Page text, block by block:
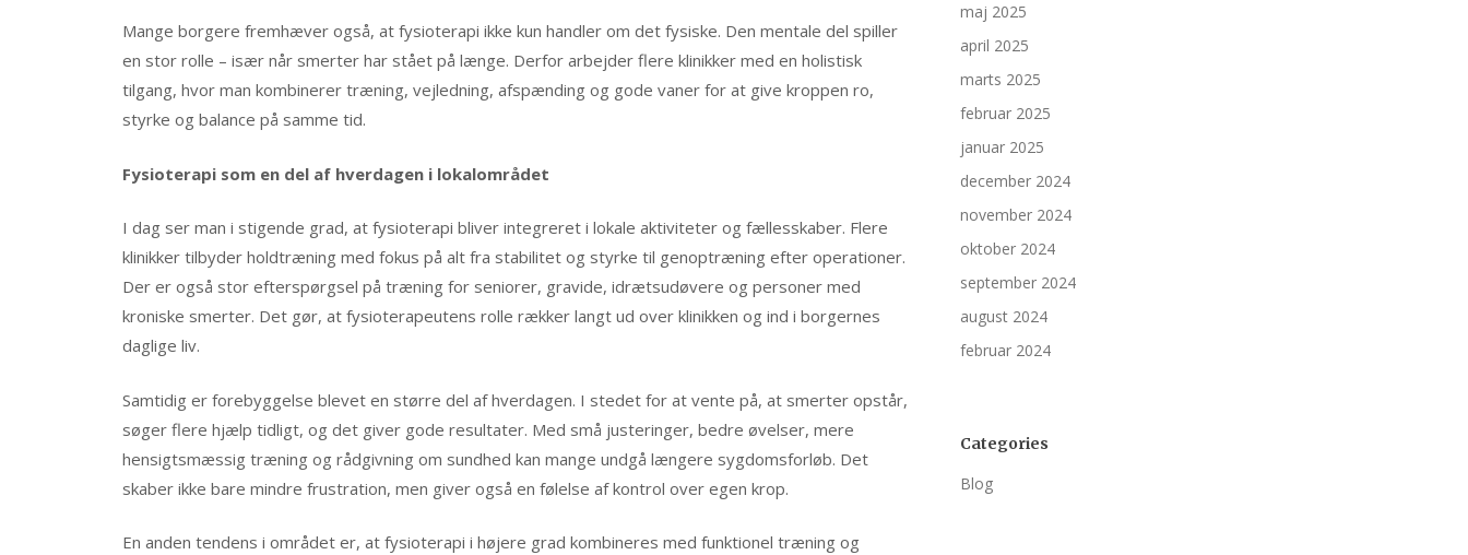
Mange borgere fremhæver også, at fysioterapi ikke kun handler om det fysiske. Den mentale del spiller
en stor rolle – især når smerter har stået på længe. Derfor arbejder flere klinikker med en holistisk
tilgang, hvor man kombinerer træning, vejledning, afspænding og gode vaner for at give kroppen ro,
styrke og balance på samme tid.
Fysioterapi som en del af hverdagen i lokalområdet
I dag ser man i stigende grad, at fysioterapi bliver integreret i lokale aktiviteter og fællesskaber. Flere
klinikker tilbyder holdtræning med fokus på alt fra stabilitet og styrke til genoptræning efter operationer.
Der er også stor efterspørgsel på træning for seniorer, gravide, idrætsudøvere og personer med
kroniske smerter. Det gør, at fysioterapeutens rolle rækker langt ud over klinikken og ind i borgernes
daglige liv.
Samtidig er forebyggelse blevet en større del af hverdagen. I stedet for at vente på, at smerter opstår,
søger flere hjælp tidligt, og det giver gode resultater. Med små justeringer, bedre øvelser, mere
hensigtsmæssig træning og rådgivning om sundhed kan mange undgå længere sygdomsforløb. Det
skaber ikke bare mindre frustration, men giver også en følelse af kontrol over egen krop.
En anden tendens i området er, at fysioterapi i højere grad kombineres med funktionel træning og
maj 2025
april 2025
marts 2025
februar 2025
januar 2025
december 2024
november 2024
oktober 2024
september 2024
august 2024
februar 2024
Categories
Blog